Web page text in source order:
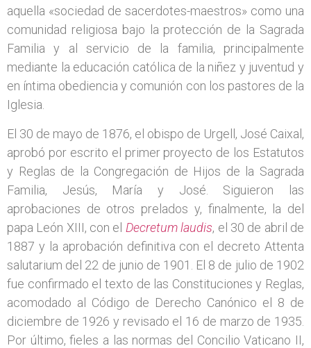
aquella «sociedad de sacerdotes-maestros» como una
comunidad religiosa bajo la protección de la Sagrada
Familia y al servicio de la familia, principalmente
mediante la educación católica de la niñez y juventud y
en íntima obediencia y comunión con los pastores de la
Iglesia.
El 30 de mayo de 1876, el obispo de Urgell, José Caixal,
aprobó por escrito el primer proyecto de los Estatutos
y Reglas de la Congregación de Hijos de la Sagrada
Familia, Jesús, María y José. Siguieron las
aprobaciones de otros prelados y, finalmente, la del
papa León XIII, con el Decretum laudis, el 30 de abril de
1887 y la aprobación definitiva con el decreto Attenta
salutarium del 22 de junio de 1901. El 8 de julio de 1902
fue confirmado el texto de las Constituciones y Reglas,
acomodado al Código de Derecho Canónico el 8 de
diciembre de 1926 y revisado el 16 de marzo de 1935.
Por último, fieles a las normas del Concilio Vaticano II,